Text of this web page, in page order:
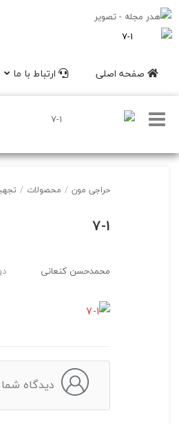
صفحه اصلی ارتباط با ما
حراجی مون / محصولات /
7-1
محمدحسن کنعانی
دیدگاه شما